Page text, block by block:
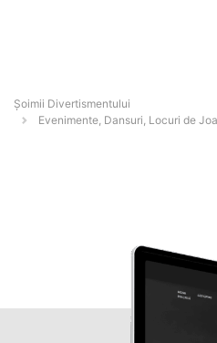
Şoimii Divertismentului
Evenimente, Dansuri, Locuri de